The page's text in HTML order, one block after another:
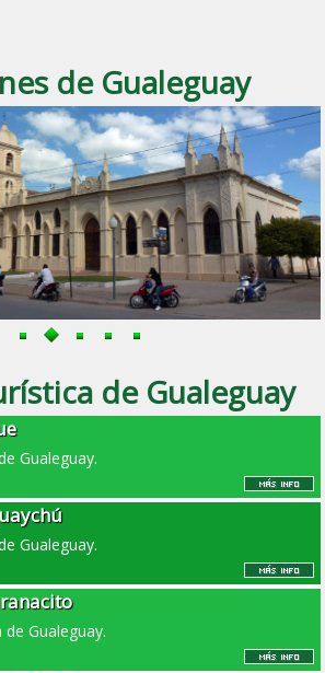
de Gualeguay
de Gualeguay
Gualeguay.
Gualeguay.
de Gualeguay.